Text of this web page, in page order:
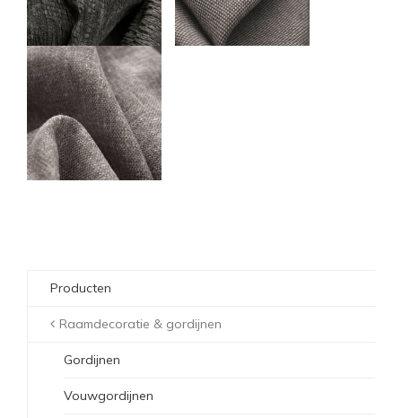
Producten
Raamdecoratie & gordijnen
Gordijnen
Vouwgordijnen